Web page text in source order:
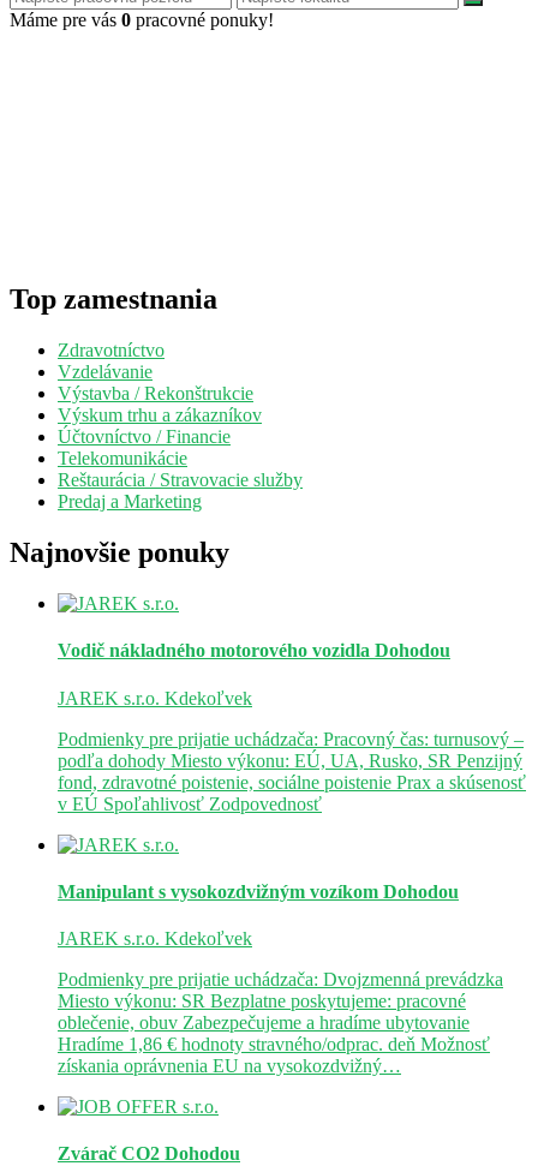
Máme pre vás 0 pracovné ponuky!
Top zamestnania
Zdravotníctvo
Vzdelávanie
Výstavba / Rekonštrukcie
Výskum trhu a zákazníkov
Účtovníctvo / Financie
Telekomunikácie
Reštaurácia / Stravovacie služby
Predaj a Marketing
Najnovšie ponuky
Vodič nákladného motorového vozidla Dohodou
JAREK s.r.o. Kdekoľvek
Podmienky pre prijatie uchádzača: Pracovný čas: turnusový –
podľa dohody Miesto výkonu: EÚ, UA, Rusko, SR Penzijný
fond, zdravotné poistenie, sociálne poistenie Prax a skúsenosť
v EÚ Spoľahlivosť Zodpovednosť
Manipulant s vysokozdvižným vozíkom Dohodou
JAREK s.r.o. Kdekoľvek
Podmienky pre prijatie uchádzača: Dvojzmenná prevádzka
Miesto výkonu: SR Bezplatne poskytujeme: pracovné
oblečenie, obuv Zabezpečujeme a hradíme ubytovanie
Hradíme 1,86 € hodnoty stravného/odprac. deň Možnosť
získania oprávnenia EU na vysokozdvižný…
Zvárač CO2 Dohodou